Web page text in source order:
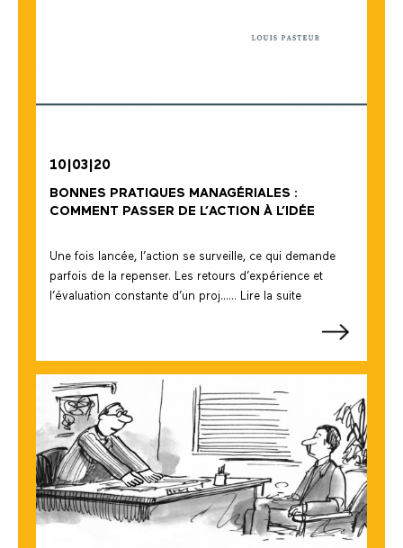
10|03|20
BONNES PRATIQUES MANAGÉRIALES :
COMMENT PASSER DE L’ACTION À L’IDÉE
Une fois lancée, l’action se surveille, ce qui demande
parfois de la repenser. Les retours d’expérience et
l’évaluation constante d’un proj...... Lire la suite